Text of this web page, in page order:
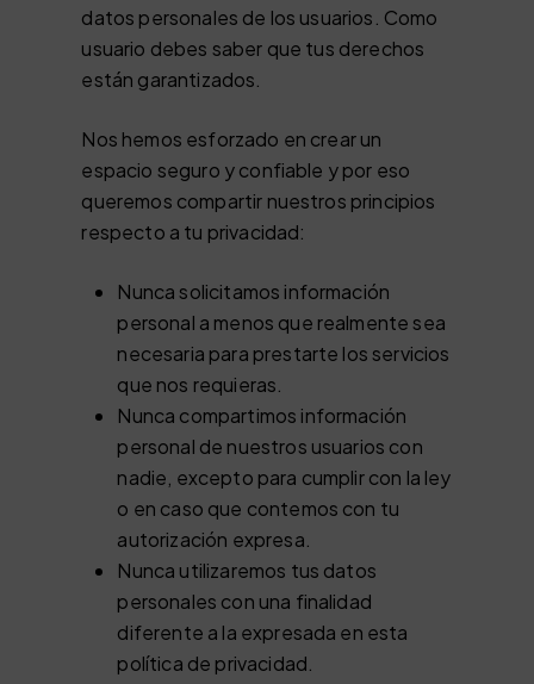
datos personales de los usuarios. Como
usuario debes saber que tus derechos
están garantizados.
Nos hemos esforzado en crear un
espacio seguro y confiable y por eso
queremos compartir nuestros principios
respecto a tu privacidad:
Nunca solicitamos información
personal a menos que realmente sea
necesaria para prestarte los servicios
que nos requieras.
Nunca compartimos información
personal de nuestros usuarios con
nadie, excepto para cumplir con la ley
o en caso que contemos con tu
autorización expresa.
Nunca utilizaremos tus datos
personales con una finalidad
diferente a la expresada en esta
política de privacidad.